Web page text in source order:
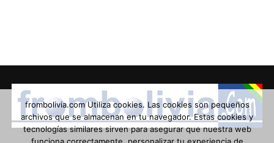
frombolivia.com Utiliza cookies. Las cookies son pequeños
archivos que se almacenan en tu navegador. Estas cookies y
tecnologías similares sirven para asegurar que nuestra web